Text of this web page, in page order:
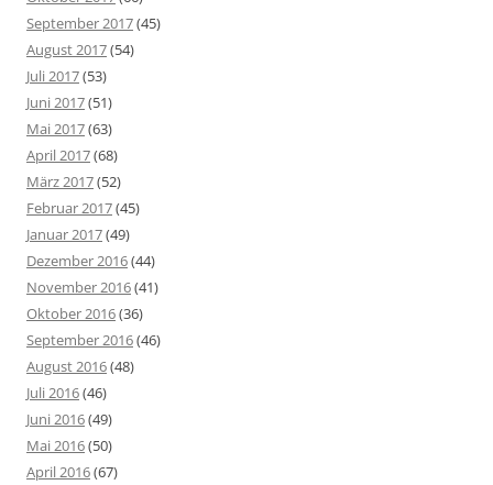
September 2017(45)
August 2017(54)
Juli 2017(53)
Juni 2017(51)
Mai 2017(63)
April 2017(68)
März 2017(52)
Februar 2017(45)
Januar 2017(49)
Dezember 2016(44)
November 2016(41)
Oktober 2016(36)
September 2016(46)
August 2016(48)
Juli 2016(46)
Juni 2016(49)
Mai 2016(50)
April 2016(67)